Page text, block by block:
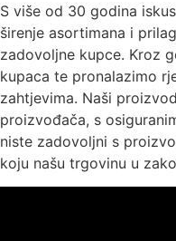
S više od 30 godina
širenje asortimana i
zadovoljne kupce. Kroz
kupaca te pronalazimo
zahtjevima. Naši
proizvođača, s
niste zadovoljni s
koju našu trgovinu u